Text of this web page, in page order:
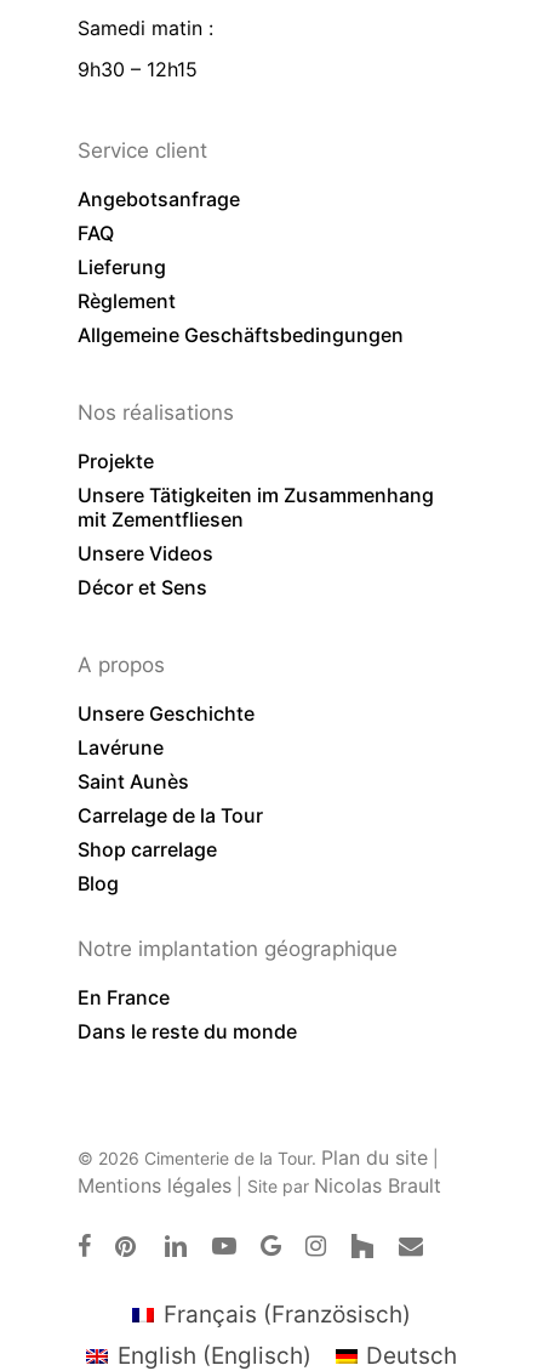
Samedi matin :
9h30 – 12h15
Service client
Angebotsanfrage
FAQ
Lieferung
Règlement
Allgemeine Geschäftsbedingungen
Nos réalisations
Projekte
Unsere Tätigkeiten im Zusammenhang
mit Zementfliesen
Unsere Videos
Décor et Sens
A propos
Unsere Geschichte
Lavérune
Saint Aunès
Carrelage de la Tour
Shop carrelage
Blog
Notre implantation géographique
En France
Dans le reste du monde
© 2026 Cimenterie de la Tour. Plan du site
Mentions légales | Site par Nicolas Brault
facebookpinterestlinkedinyoutubegoogle-instagramhouzzemail
Français (Französisch)
English (Englisch) Deutsch